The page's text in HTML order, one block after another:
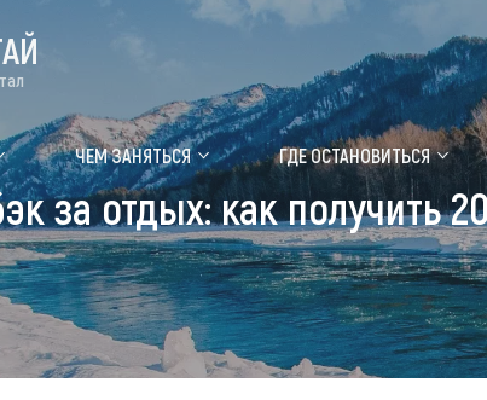
Цветение маральника
Где побывать
Объекты природы
Объекты истории и культуры
Объекты развлечений
ЧЕМ ЗАНЯТЬСЯ ГДЕ ОСТАНОВИТЬСЯ
за отдых: как получить